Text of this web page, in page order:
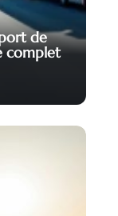
de
complet